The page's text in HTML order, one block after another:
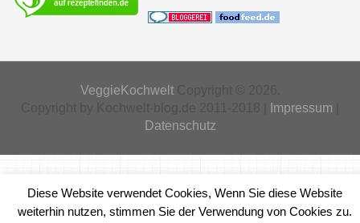
VeggieKochweltCopyright © 2026.
Impressum
Datenschutz
Diese Website verwendet Cookies, Wenn Sie diese Website
weiterhin nutzen, stimmen Sie der Verwendung von Cookies zu.